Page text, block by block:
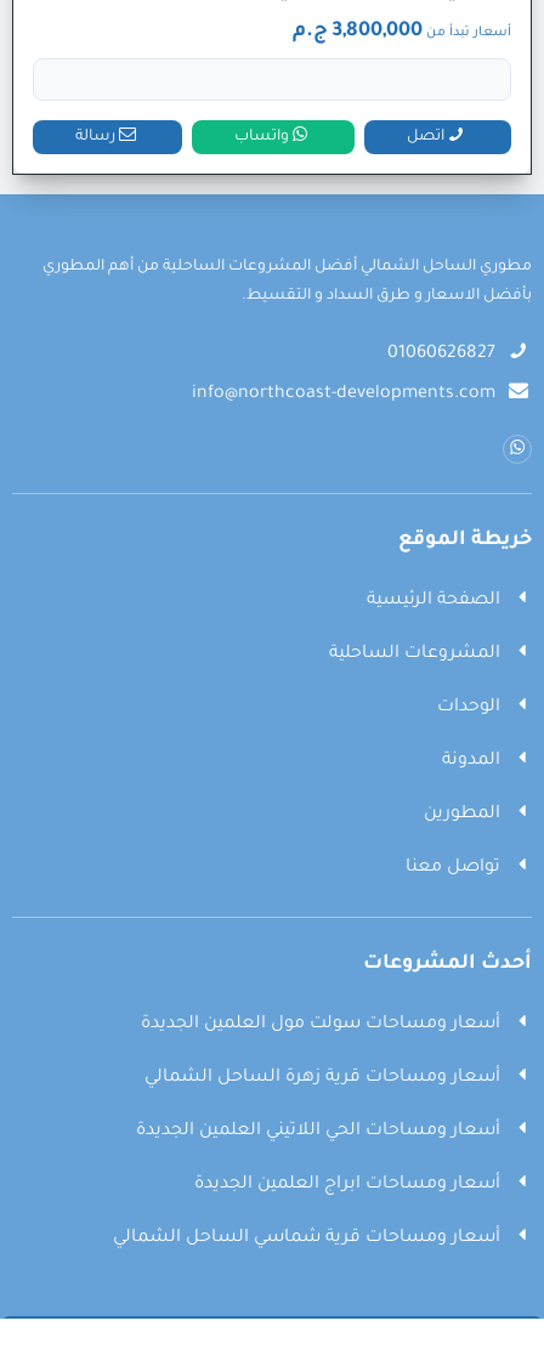
أسعار تبدأ من 3,800,000 ج.م
اتصل واتساب رسالة
مطوري الساحل الشمالي أفضل المشروعات الساحلية من أهم المطوري
بأفضل الاسعار و طرق السداد و التقسيط.
01060626827
info@northcoast-developments.com
خريطة الموقع
الصفحة الرئيسية
المشروعات الساحلية
الوحدات
المدونة
المطورين
تواصل معنا
أحدث المشروعات
أسعار ومساحات سولت مول العلمين الجديدة
أسعار ومساحات قرية زهرة الساحل الشمالي
أسعار ومساحات الحي اللاتيني العلمين الجديدة
أسعار ومساحات ابراج العلمين الجديدة
أسعار ومساحات قرية شماسي الساحل الشمالي